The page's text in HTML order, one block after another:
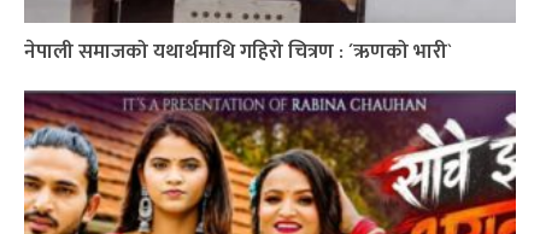
नेपाली समाजको यथार्थमाथि गहिरो चित्रण : ´ऋणको भारी`